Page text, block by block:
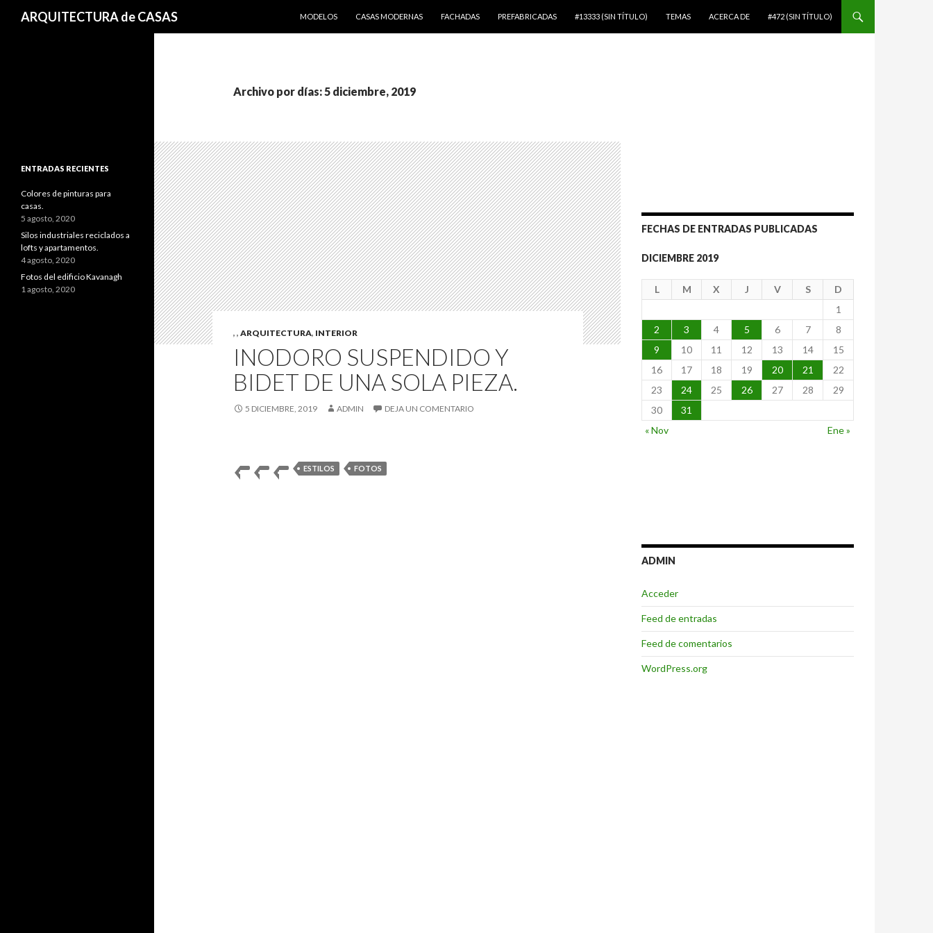
ARQUITECTURA de CASAS
MODELOS
CASAS MODERNAS FACHADAS PREFABRICADAS #13333 (SIN TÍTULO) TEMAS ACERCA DE #472 (SIN TÍTULO)
Archivo por días: 5 diciembre, 2019
, , ARQUITECTURA, INTERIOR
INODORO SUSPENDIDO Y
BIDET DE UNA SOLA PIEZA.
5 DICIEMBRE, 2019 ADMIN DEJA UN COMENTARIO
ESTILOS FOTOS
FECHAS DE ENTRADAS PUBLICADAS
DICIEMBRE 2019
L M X J V S
D
1
2
3 4 5 6 7
8
9
10 11 12 13 14
15
16
17 18 19 20 21
22
23
24 25 26 27 28
29
30
31
« Nov
Ene »
ADMIN
Acceder
Feed de entradas
Feed de comentarios
WordPress.org
ENTRADAS RECIENTES
Colores de pinturas para
casas.
5 agosto, 2020
Silos industriales reciclados a
lofts y apartamentos.
4 agosto, 2020
Fotos del edificio Kavanagh
1 agosto, 2020